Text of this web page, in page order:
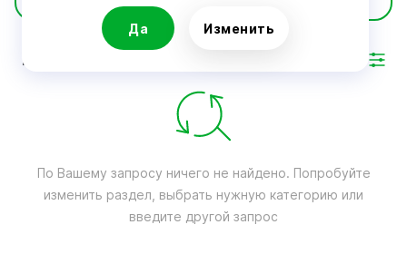
Да Изменить
РЕЗУЛЬТАТ
По Вашему запросу ничего не найдено. Попробуйте
изменить раздел, выбрать нужную категорию или
введите другой запрос